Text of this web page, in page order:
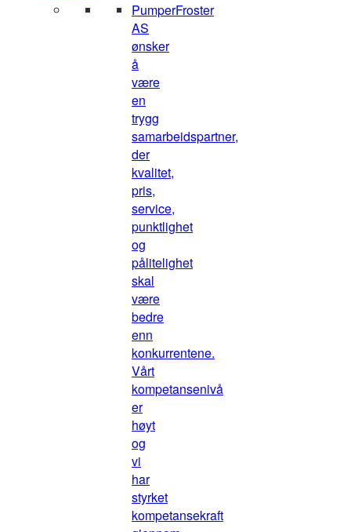
PumperFroster
AS
ønsker
å
være
en
trygg
samarbeidspartner,
der
kvalitet,
pris,
service,
punktlighet
og
pålitelighet
skal
være
bedre
enn
konkurrentene.
Vårt
kompetansenivå
er
høyt
og
vi
har
styrket
kompetansekraft